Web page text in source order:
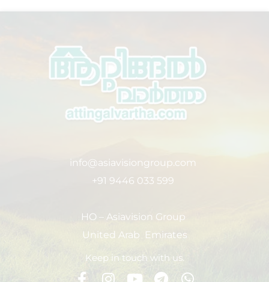
info@asiavisiongroup.com
+91 9446 033 599
HO – Asiavision Group
United Arab Emirates
Keep in touch with us.